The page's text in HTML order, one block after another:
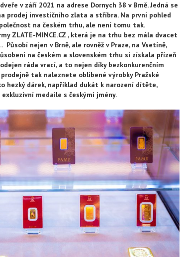
v září 2021 na adrese Dornych 38 v Brně. Jedná se
prodej investičního zlata a stříbra. Na první pohled
na českém trhu, ale není tomu tak.
ZLATE-MINCE.CZ , která je na trhu bez mála dvacet
nejen v Brně, ale rovněž v Praze, na Vsetíně,
na českém a slovenském trhu si získala přízeň
ráda vrací, a to nejen díky bezkonkurenčním
tak naleznete oblíbené výrobky Pražské
hezký dárek, například dukát k narození dítěte,
medaile s českými jmény.